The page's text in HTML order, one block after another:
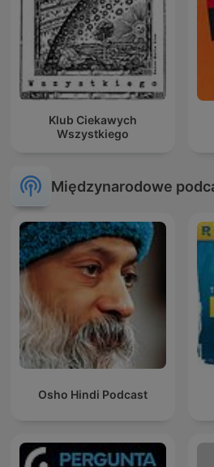
Klub Ciekawych
Wszystkiego
Międzynarodowe
Osho Hindi Podcast